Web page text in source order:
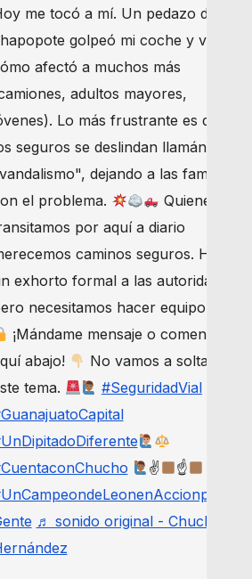
me tocó a mí. Un pedazo de
golpeó mi coche y vi
afectó a muchos más
adultos mayores,
Lo más frustrante es que
seguros se deslindan llamándolo
dejando a las familias
el problema.
Quienes
por aquí a diario
caminos seguros. Haré
exhorto formal a las autoridades,
necesitamos hacer equipo.
¡Mándame mensaje o comenta
abajo!
No vamos a soltar
tema.
#SeguridadVial
✌
☝
♬ sonido original - Chucho